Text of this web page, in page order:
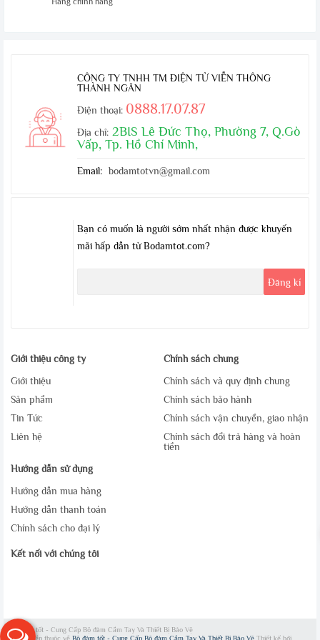
CÔNG TY TNHH TM ĐIỆN TỬ VIỄN THÔNG
THÀNH NGÂN
Điện thoại: 0888.17.07.87
Địa chỉ: 2BIS Lê Đức Thọ, Phường 7, Q.Gò
Vấp, Tp. Hồ Chí Minh,
Email: bodamtotvn@gmail.com
Bạn có muốn là người sớm nhất nhận được khuyến
mãi hấp dẫn từ Bodamtot.com?
Giới thiệu công ty
Giới thiệu
Sản phẩm
Tin Tức
Liên hệ
Chính sách chung
Chính sách và quy định chung
Chính sách bảo hành
Chính sách vận chuyển, giao nhận
Chính sách đổi trả hàng và hoàn
tiền
Hướng dẫn sử dụng
Hướng dẫn mua hàng
Hướng dẫn thanh toán
Chính sách cho đại lý
Kết nối với chúng tôi
Bộ đàm tốt - Cung Cấp Bộ đàm Cầm Tay Và Thiết Bị Bảo Vệ
Bản quyền thuộc về Bộ đàm tốt - Cung Cấp Bộ đàm Cầm Tay Và Thiết Bị Bảo Vệ Thiết kế bởi